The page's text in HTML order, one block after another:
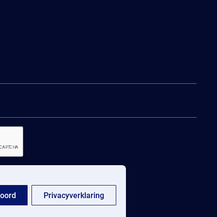
Privacyverklaring